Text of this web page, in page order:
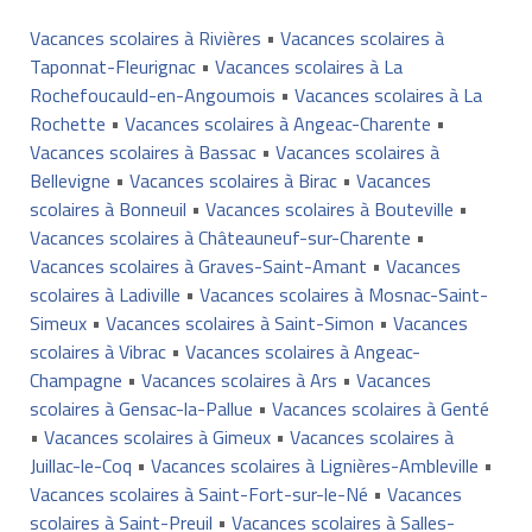
Vacances scolaires à Rivières • Vacances scolaires à
Taponnat-Fleurignac• Vacances scolaires à La
Rochefoucauld-en-Angoumois • Vacances scolaires à La
Rochette • Vacances scolaires à Angeac-Charente •
Vacances scolaires à Bassac• Vacances scolaires à
Bellevigne • Vacances scolaires à Birac• Vacances
scolaires à Bonneuil • Vacances scolaires à Bouteville •
Vacances scolaires à Châteauneuf-sur-Charente •
Vacances scolaires à Graves-Saint-Amant • Vacances
scolaires à Ladiville • Vacances scolaires à Mosnac-Saint-
Simeux• Vacances scolaires à Saint-Simon • Vacances
scolaires à Vibrac• Vacances scolaires à Angeac-
Champagne • Vacances scolaires à Ars • Vacances
scolaires à Gensac-la-Pallue • Vacances scolaires à Genté
• Vacances scolaires à Gimeux• Vacances scolaires à
Juillac-le-Coq • Vacances scolaires à Lignières-Ambleville •
Vacances scolaires à Saint-Fort-sur-le-Né • Vacances
scolaires à Saint-Preuil • Vacances scolaires à Salles-